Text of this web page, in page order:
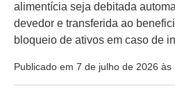
alimentícia seja debitada
devedor e transferida ao
bloqueio de ativos em caso de
Publicado em 7 de julho de 2026 às